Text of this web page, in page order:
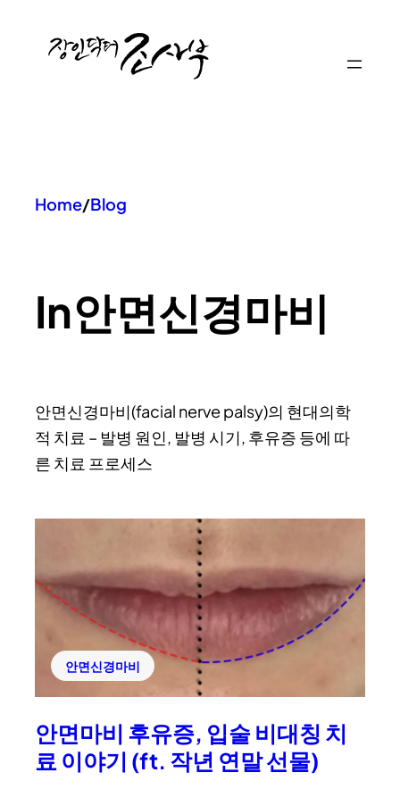
Home/Blog
In안면신경마비
안면신경마비(facial nerve palsy)의 현대의학
적 치료 – 발병 원인, 발병 시기, 후유증 등에 따
른 치료 프로세스
안면신경마비
안면마비 후유증, 입술 비대칭 치
료 이야기 (ft. 작년 연말 선물)